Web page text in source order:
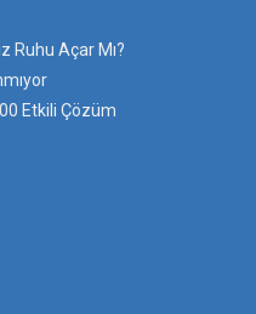
Ruhu Açar Mı?
Etkili Çözüm